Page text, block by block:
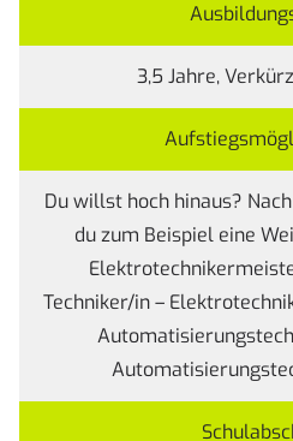
3,5 Jahre,
Du willst hoch hinaus?
du zum Beispiel eine
Techniker/in –